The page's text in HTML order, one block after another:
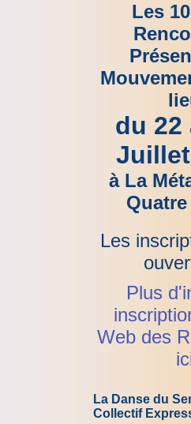
Les
du 22
à La
Les
Plus
Web des
La Danse du
Collectif